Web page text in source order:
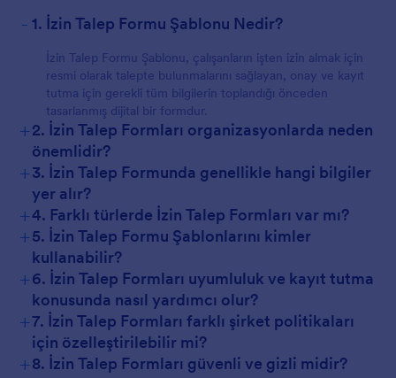
- 1. İzin Talep Formu Şablonu Nedir?
İzin Talep Formu Şablonu, çalışanların işten izin almak için
resmi olarak talepte bulunmalarını sağlayan, onay ve kayıt
tutma için gerekli tüm bilgilerin toplandığı önceden
tasarlanmış dijital bir formdur.
+2. İzin Talep Formları organizasyonlarda neden
önemlidir?
+3. İzin Talep Formunda genellikle hangi bilgiler
yer alır?
+4. Farklı türlerde İzin Talep Formları var mı?
+5. İzin Talep Formu Şablonlarını kimler
kullanabilir?
+6. İzin Talep Formları uyumluluk ve kayıt tutma
konusunda nasıl yardımcı olur?
+7. İzin Talep Formları farklı şirket politikaları
için özelleştirilebilir mi?
+8. İzin Talep Formları güvenli ve gizli midir?